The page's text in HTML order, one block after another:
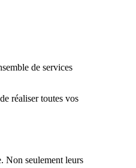
de services
réaliser toutes vos
Non seulement leurs